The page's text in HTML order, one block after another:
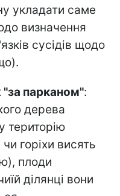
укладати саме
визначення
сусідів щодо
"за парканом":
дерева
територію
горіхи висять
плоди
ділянці вони